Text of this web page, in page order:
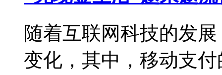
随着互联网科技的发
变化，其中，移动支